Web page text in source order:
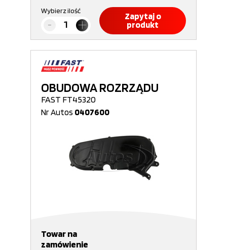
Wybierz ilość
Zapytaj o
produkt
OBUDOWA ROZRZĄDU
FAST FT45320
Nr Autos 0407600
Towar na
zamówienie